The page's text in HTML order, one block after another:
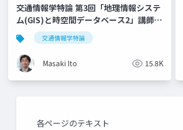
交通情報学特論 第3回「地理情報システ
ム(GIS)と時空間データベース2」講師：
伊藤昌毅交通情報学特論
Masaki Ito 15.8K
各ページのテキスト